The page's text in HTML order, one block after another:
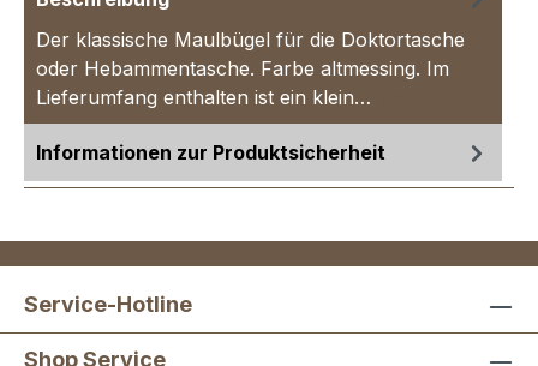
Der klassische Maulbügel für die Doktortasche
oder Hebammentasche. Farbe altmessing. Im
Lieferumfang enthalten ist ein klein…
Informationen zur Produktsicherheit
Service-Hotline
Shop Service